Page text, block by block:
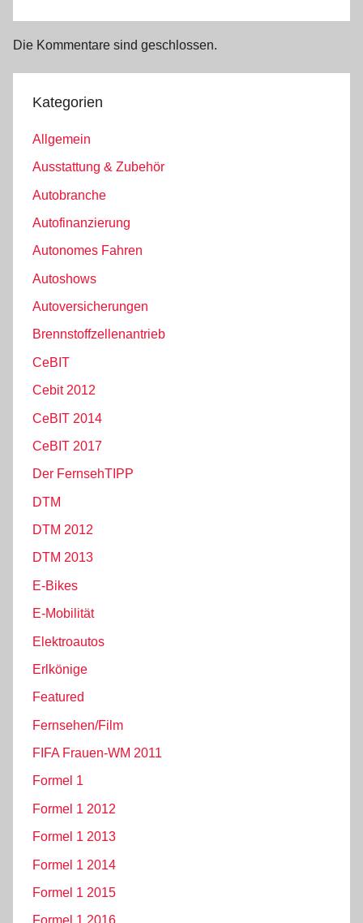
Die Kommentare sind geschlossen.
Kategorien
Allgemein
Ausstattung & Zubehör
Autobranche
Autofinanzierung
Autonomes Fahren
Autoshows
Autoversicherungen
Brennstoffzellenantrieb
CeBIT
Cebit 2012
CeBIT 2014
CeBIT 2017
Der FernsehTIPP
DTM
DTM 2012
DTM 2013
E-Bikes
E-Mobilität
Elektroautos
Erlkönige
Featured
Fernsehen/Film
FIFA Frauen-WM 2011
Formel 1
Formel 1 2012
Formel 1 2013
Formel 1 2014
Formel 1 2015